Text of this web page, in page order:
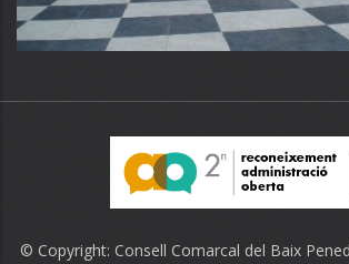
© Copyright: Consell Comarcal del Baix